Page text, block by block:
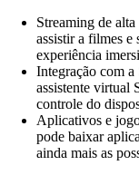
Streaming de
assistir a filmes e
experiência
Integração com
assistente virtual
controle do
Aplicativos e
pode baixar
ainda mais as